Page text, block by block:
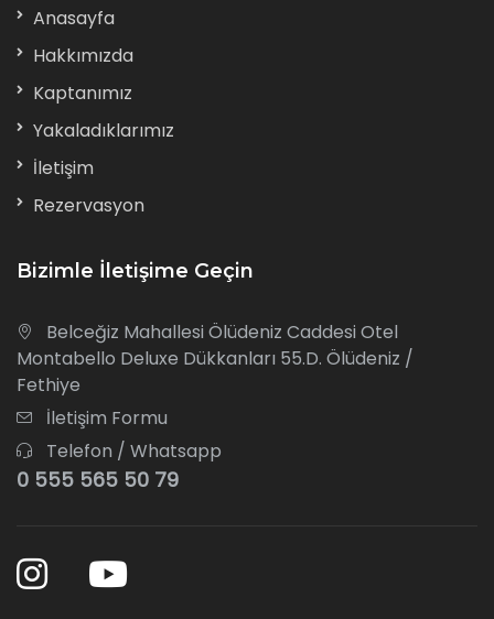
Anasayfa
Hakkımızda
Kaptanımız
Yakaladıklarımız
İletişim
Rezervasyon
Bizimle İletişime Geçin
Belceğiz Mahallesi Ölüdeniz Caddesi Otel
Montabello Deluxe Dükkanları 55.D. Ölüdeniz /
Fethiye
İletişim Formu
Telefon / Whatsapp
0 555 565 50 79